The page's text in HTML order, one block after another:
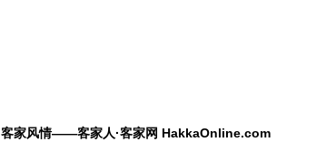
客家风情——客家人·客家网 HakkaOnline.com